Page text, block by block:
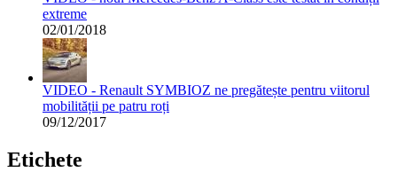
extreme
02/01/2018
VIDEO - Renault SYMBIOZ ne pregătește pentru viitorul
mobilității pe patru roți
09/12/2017
Etichete